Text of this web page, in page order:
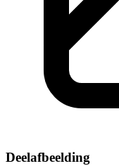
Deelafbeelding